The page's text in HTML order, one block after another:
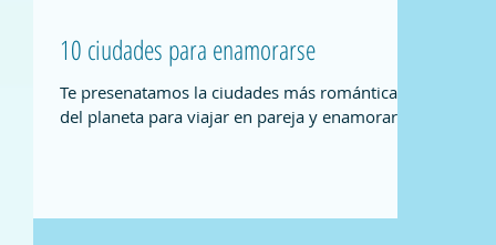
10 ciudades para enamorarse
Te presenatamos la ciudades más románticas
del planeta para viajar en pareja y enamorarse